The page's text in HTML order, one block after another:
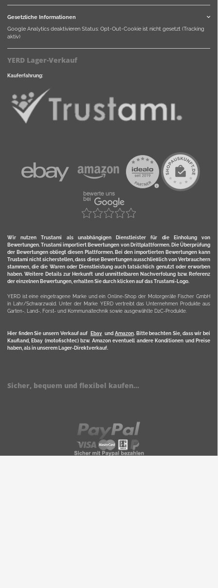
Gesetzliche Informationen
Google Analytics deaktivieren Status: Opt-Out-Cookie ist nicht gesetzt (Tracking
aktiv)
YERD Lager-Verkauf
Kauferfahrung:
Wir nutzen Trustami als unabhängigen Dienstleister für die Einholung von
Bewertungen. Trustami importiert Bewertungen von Drittplattformen. Die Überprüfung
der Bewertungen obliegt diesen Plattformen. Bei den importierten Bewertungen kann
Trustami nicht sicherstellen, dass diese Bewertungen ausschließlich von Verbrauchern
stammen, die die Waren oder Dienstleistung auch tatsächlich genutzt oder erworben
haben. Weitere Details zur Herkunft und unmittelbaren Nachverfolung bzw. Referenz
der einzelnen Bewertungen, erhalten Sie durch klicken auf das Trustami-Logo.
YERD ist eine eingetragene Marke und ein Online-Shop der Motorgeräte Fischer GmbH
in Lahr/Schwarzwald. Unter der Marke YERD vertreibt das Unternehmen Produkte aus
Garten-, Land-, Forst- und Kommunaltechnik sowie ausgewählte D2C-Produkte.
Hier finden Sie unsern Verkauf auf Ebayund Amazon. Bitte beachten Sie, dass wir bei
Kaufland, Ebay (motofischtec) bzw. Amazon eventuell andere Konditionen und Preise
haben, als in unserem Lager-Direktverkauf.
Sicher, bequem und flexibel kaufen...